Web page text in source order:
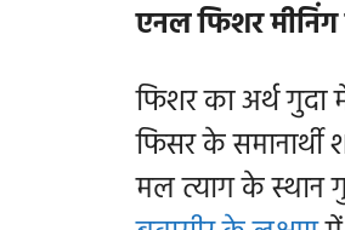
एनल फिशर
फिशर का अर्थ गुदा
फिसर के
मल त्याग के स्थान